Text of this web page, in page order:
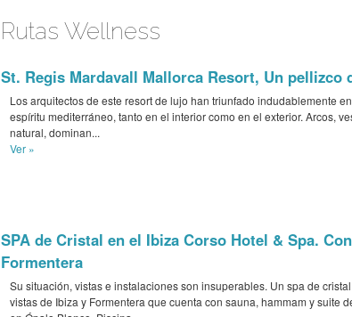
Rutas Wellness
St. Regis Mardavall Mallorca Resort, Un pellizco
Los arquitectos de este resort de lujo han triunfado indudablemente
espíritu mediterráneo, tanto en el interior como en el exterior. Arcos,
natural, dominan...
Ver »
SPA de Cristal en el Ibiza Corso Hotel & Spa.
Formentera
Su situación, vistas e instalaciones son insuperables. Un spa de
vistas de Ibiza y Formentera que cuenta con sauna, hammam y suite